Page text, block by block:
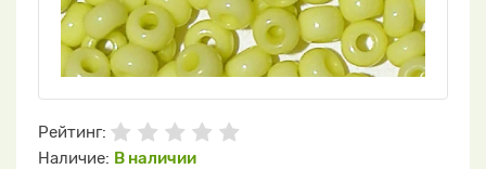
Рейтинг:
Наличие: В наличии